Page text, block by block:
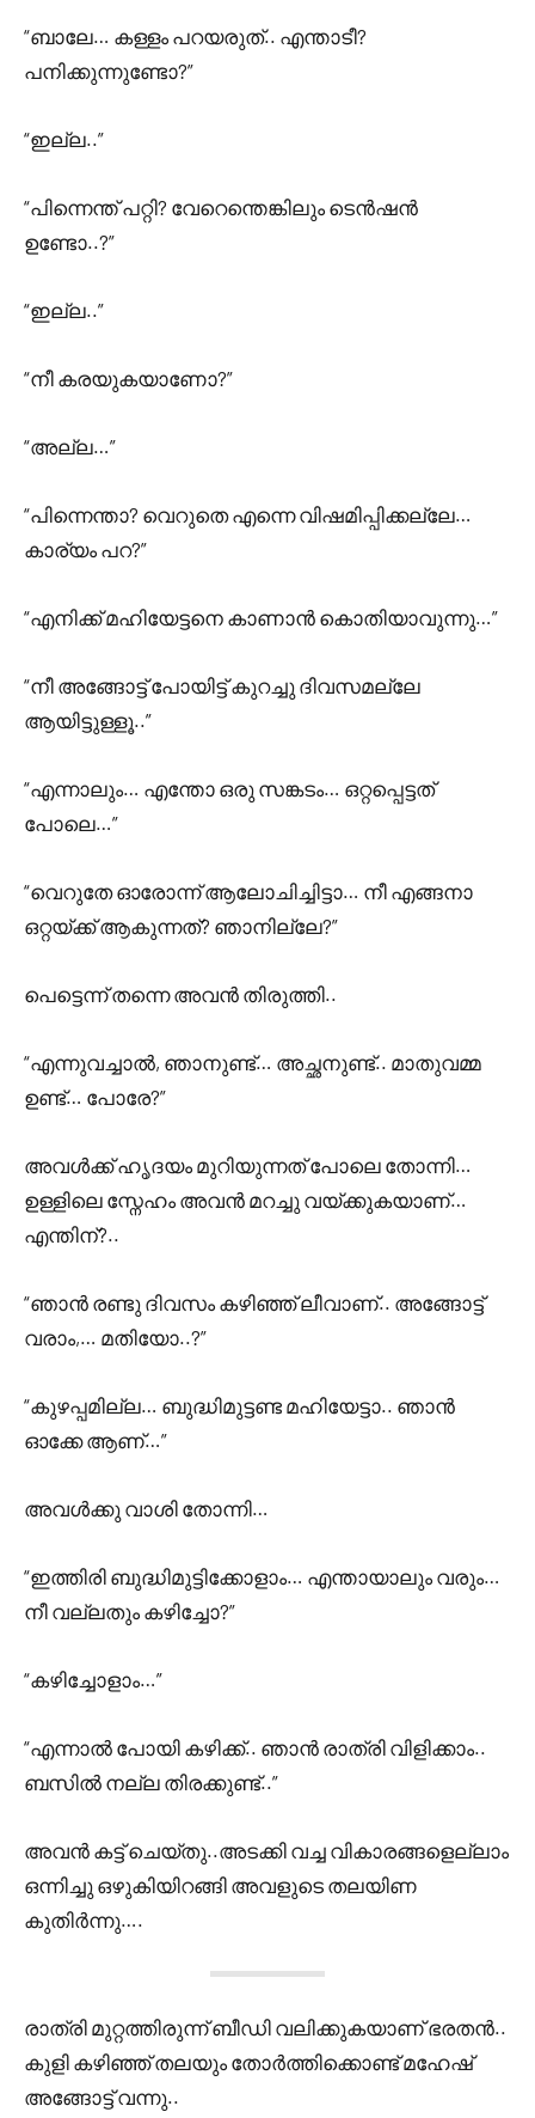
“ബാലേ… കള്ളം പറയരുത്.. എന്താടീ?
പനിക്കുന്നുണ്ടോ?”
“ഇല്ല..”
“പിന്നെന്ത് പറ്റി? വേറെന്തെങ്കിലും ടെൻഷൻ
ഉണ്ടോ..?”
“ഇല്ല..”
“നീ കരയുകയാണോ?”
“അല്ല…”
“പിന്നെന്താ? വെറുതെ എന്നെ വിഷമിപ്പിക്കല്ലേ…
കാര്യം പറ?”
“എനിക്ക് മഹിയേട്ടനെ കാണാൻ കൊതിയാവുന്നു…”
“നീ അങ്ങോട്ട് പോയിട്ട് കുറച്ചു ദിവസമല്ലേ
ആയിട്ടുള്ളൂ..”
“എന്നാലും… എന്തോ ഒരു സങ്കടം… ഒറ്റപ്പെട്ടത്
പോലെ…”
“വെറുതേ ഓരോന്ന് ആലോചിച്ചിട്ടാ… നീ എങ്ങനാ
ഒറ്റയ്ക്ക് ആകുന്നത്? ഞാനില്ലേ?”
പെട്ടെന്ന് തന്നെ അവൻ തിരുത്തി..
“എന്നുവച്ചാൽ, ഞാനുണ്ട്… അച്ഛനുണ്ട്.. മാതുവമ്മ
ഉണ്ട്… പോരേ?”
അവൾക്ക് ഹൃദയം മുറിയുന്നത് പോലെ തോന്നി…
ഉള്ളിലെ സ്നേഹം അവൻ മറച്ചു വയ്ക്കുകയാണ്…
എന്തിന്?..
“ഞാൻ രണ്ടു ദിവസം കഴിഞ്ഞ് ലീവാണ്.. അങ്ങോട്ട്
വരാം,… മതിയോ..?”
“കുഴപ്പമില്ല… ബുദ്ധിമുട്ടണ്ട മഹിയേട്ടാ.. ഞാൻ
ഓക്കേ ആണ്…”
അവൾക്കു വാശി തോന്നി…
“ഇത്തിരി ബുദ്ധിമുട്ടിക്കോളാം… എന്തായാലും വരും…
നീ വല്ലതും കഴിച്ചോ?”
“കഴിച്ചോളാം…”
“എന്നാൽ പോയി കഴിക്ക്.. ഞാൻ രാത്രി വിളിക്കാം..
ബസിൽ നല്ല തിരക്കുണ്ട്..”
അവൻ കട്ട് ചെയ്തു..അടക്കി വച്ച വികാരങ്ങളെല്ലാം
ഒന്നിച്ചു ഒഴുകിയിറങ്ങി അവളുടെ തലയിണ
കുതിർന്നു….
രാത്രി മുറ്റത്തിരുന്ന് ബീഡി വലിക്കുകയാണ് ഭരതൻ..
കുളി കഴിഞ്ഞ് തലയും തോർത്തിക്കൊണ്ട് മഹേഷ്‌
അങ്ങോട്ട് വന്നു..